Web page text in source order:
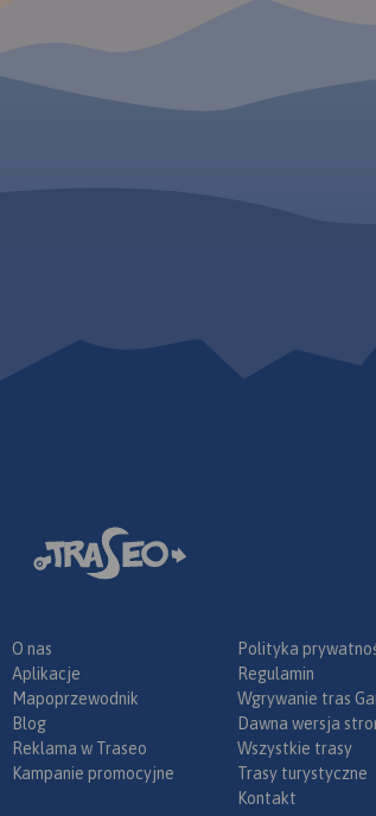
O nas
Aplikacje
Mapoprzewodnik
Blog
Reklama w Traseo
Kampanie promocyjne
Polityka
Regulamin
Wgrywanie tras
Dawna wersja
Wszystkie trasy
Trasy turystyczne
Kontakt